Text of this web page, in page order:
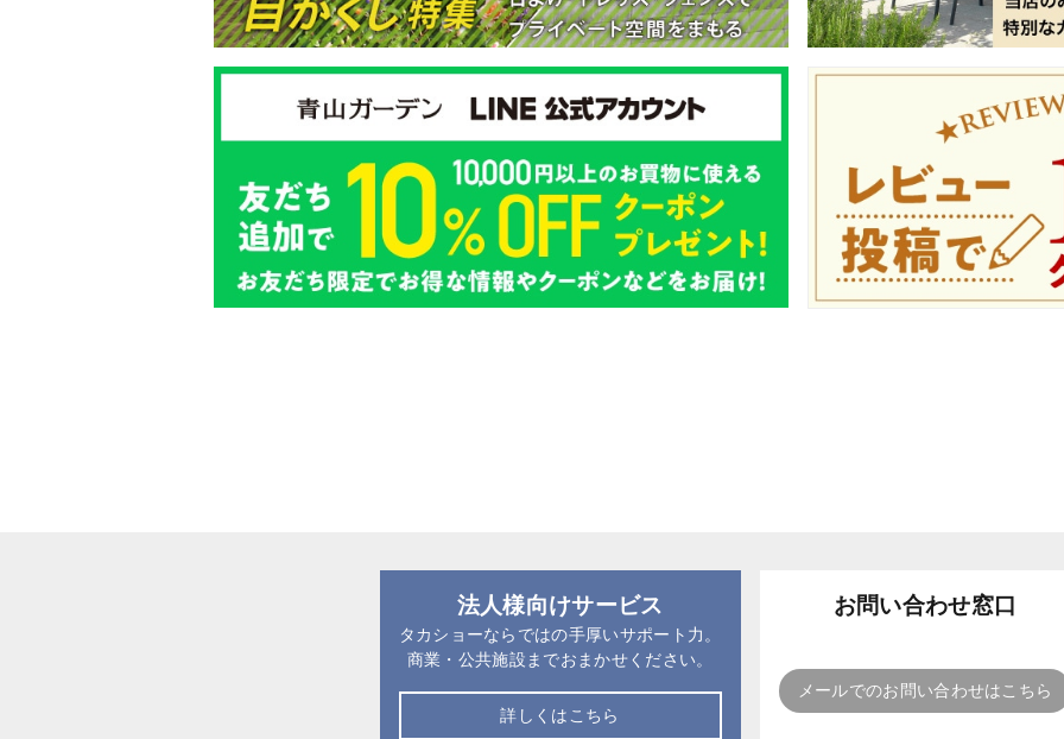
法人様向けサービス
タカショーならではの手厚いサポート力。
商業・公共施設までおまかせください。
詳しくはこちら
お問い合わせ窓口
メールでのお問い合わせはこちら